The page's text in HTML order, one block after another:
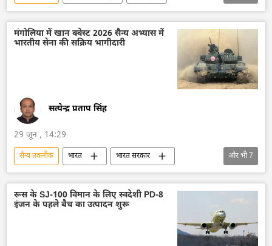
रूसी सेना
यूक्रेन सशस्त्र बल
डोनेट्स्क पीपुल्स रिपब्लिक
रूसी सैन्य तकनीक
मानव रहित वाहन
मंगोलिया में खान क्वेस्ट 2026 सैन्य अभ्यास में
भारतीय सेना की सक्रिय भागीदारी
सत्येन्द्र प्रताप सिंह
29 जून , 14:29
सैन्य तकनीक भारत
भारत सरकार
विश्व शांति
शांति सेना
सैन्य प्रौद्योगिकी
सैन्य अभ्यास
राष्ट्रीय सुरक्षा
सुरक्षा बल
और भी7
रूस के SJ-100 विमान के लिए स्वदेशी PD-8
इंजन के पहले बैच का उत्पादन शुरू